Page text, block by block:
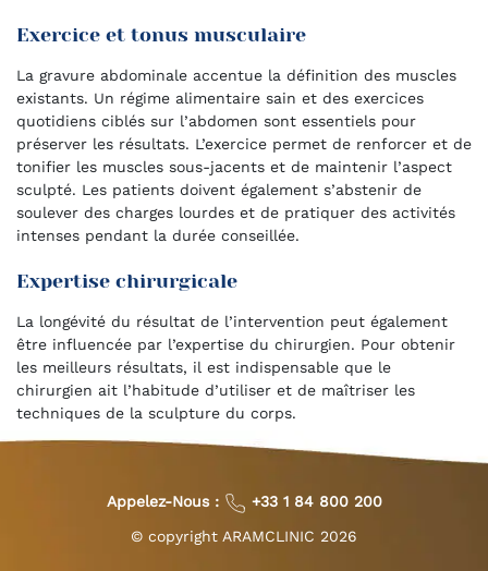
Exercice et tonus musculaire
La gravure abdominale accentue la définition des muscles
existants. Un régime alimentaire sain et des exercices
quotidiens ciblés sur l’abdomen sont essentiels pour
préserver les résultats. L’exercice permet de renforcer et de
tonifier les muscles sous-jacents et de maintenir l’aspect
sculpté. Les patients doivent également s’abstenir de
soulever des charges lourdes et de pratiquer des activités
intenses pendant la durée conseillée.
Expertise chirurgicale
La longévité du résultat de l’intervention peut également
être influencée par l’expertise du chirurgien. Pour obtenir
les meilleurs résultats, il est indispensable que le
chirurgien ait l’habitude d’utiliser et de maîtriser les
techniques de la sculpture du corps.
Appelez-Nous :
+33 1 84 800 200
© copyright ARAMCLINIC 2026